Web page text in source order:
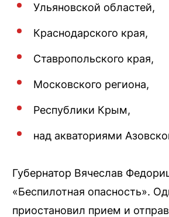
Ульяновской областей,
Краснодарского края,
Ставропольского края,
Московского региона,
Республики Крым,
над акваториями
Губернатор Вячеслав
«Беспилотная опасность».
приостановил прием и